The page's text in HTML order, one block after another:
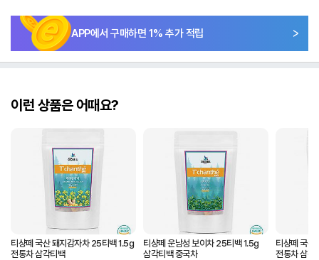
APP에서 구매하면 1% 추가 적립
이런 상품은 어때요?
티샹떼 국산 돼지감자차 25티백 1.5g
전통차 삼각티백
티샹떼 운남성 보이차 25티백 1.5g
삼각티백 중국차
티샹떼 국산
전통차 삼각